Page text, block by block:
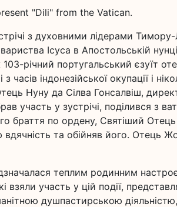
"Dili" from the Vatican.
з духовними лідерами Тимору-
Ісуса в Апостольській
103-річний португальський єзуїт
індонезійської окупації і
Нуну да Сілва Гонсалвіш,
участь у зустрічі, поділився з
браття по ордену, Святіший
та обійняв його. Отець
теплим родинним
взяли участь у цій події,
душпастирською